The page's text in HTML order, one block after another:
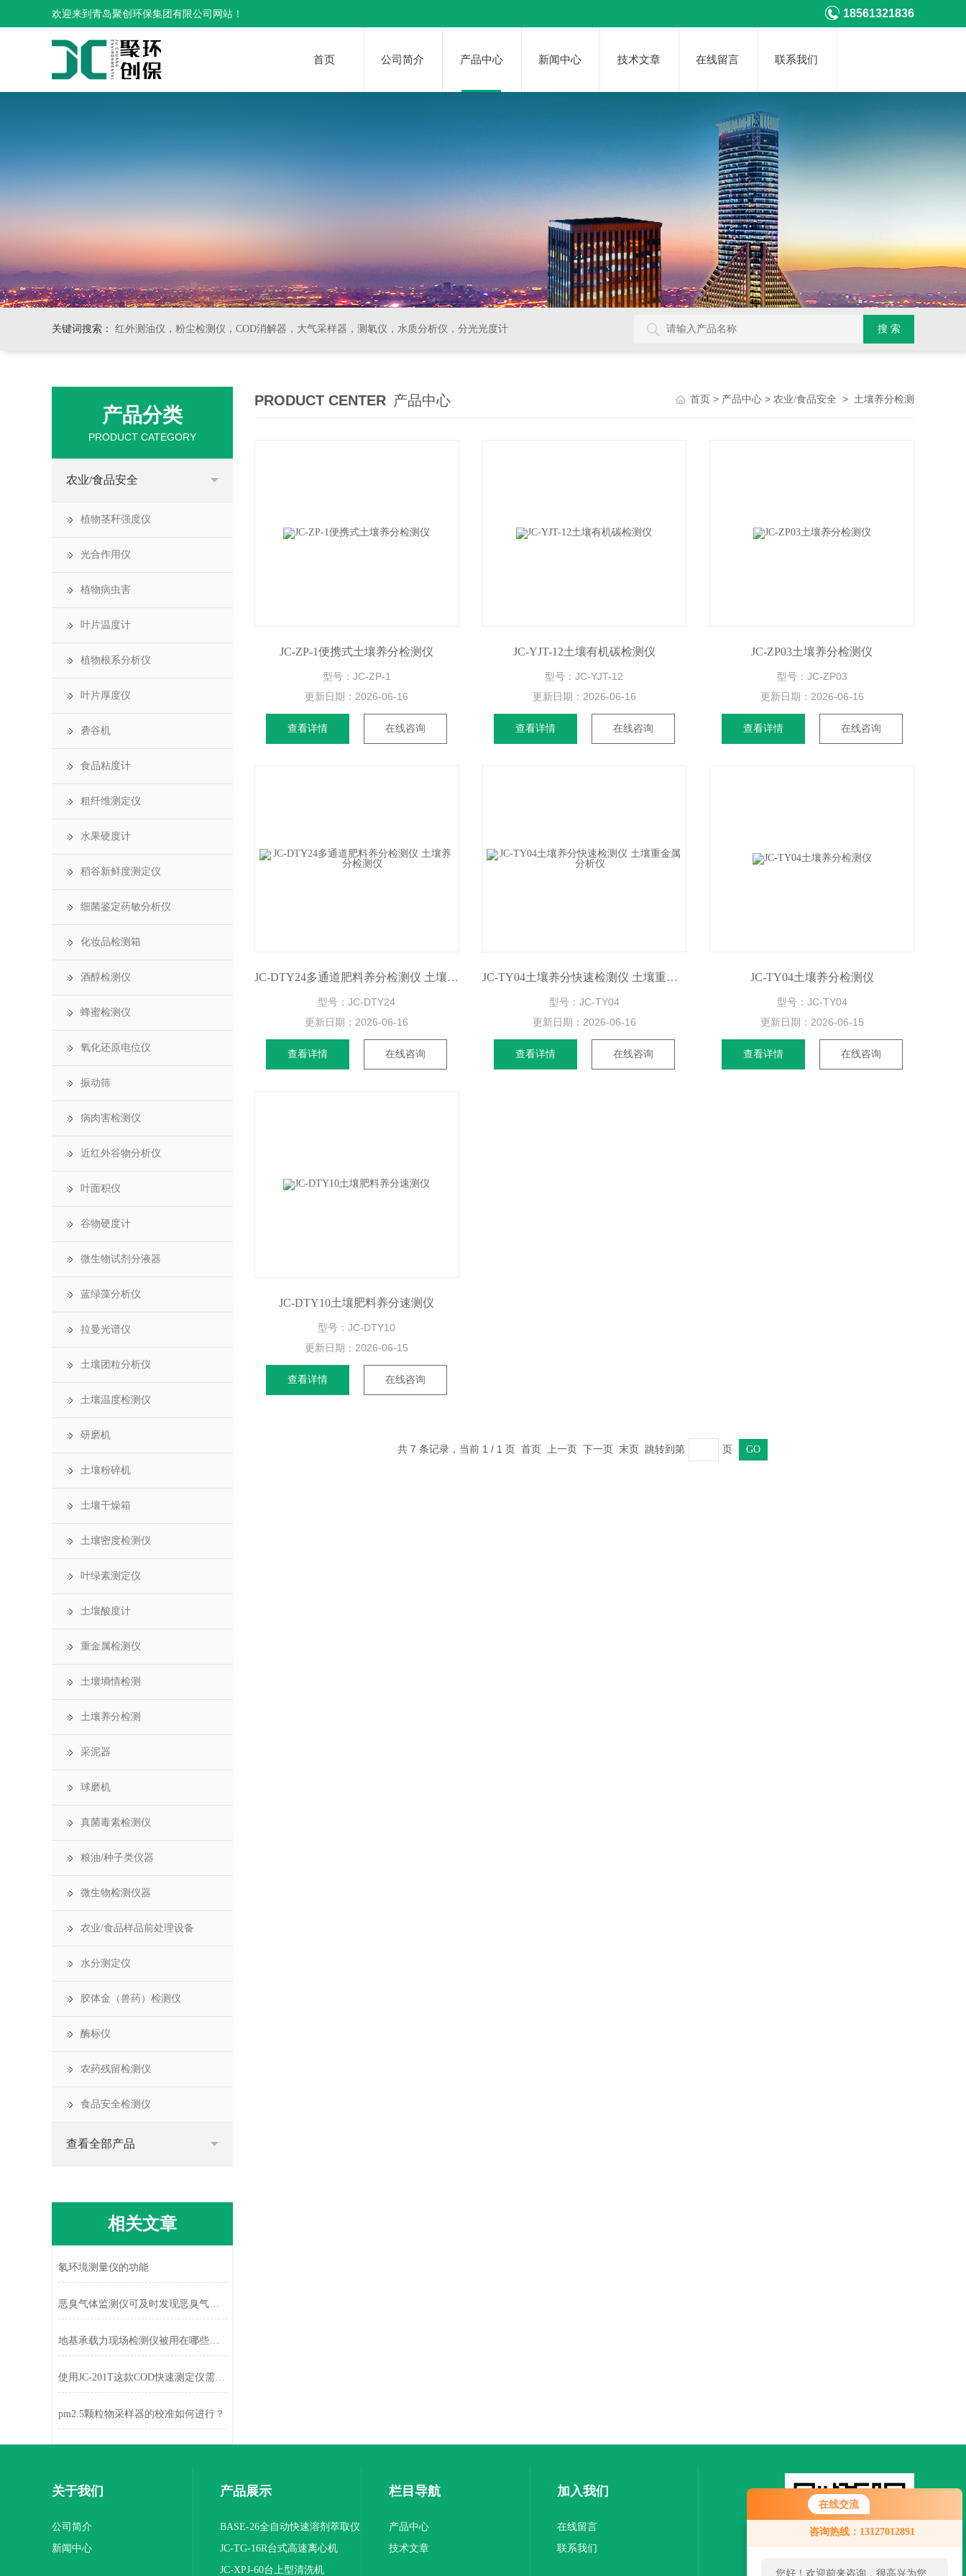
在线交流
咨询热线：13127012891
您好！欢迎前来咨询，很高兴为您
服务，请问您要咨询什么问题呢？
欢迎来到青岛聚创环保集团有限公司网站！ 18561321836
首页 公司简介 产品中心 新闻中心 技术文章 在线留言 联系我们
关键词搜索： 红外测油仪，粉尘检测仪，COD消解器，大气采样器，测氡仪，水质分析仪，分光光度计
产品分类
PRODUCT CATEGORY
农业/食品安全
植物茎秆强度仪
光合作用仪
植物病虫害
叶片温度计
植物根系分析仪
叶片厚度仪
砻谷机
食品粘度计
粗纤维测定仪
水果硬度计
稻谷新鲜度测定仪
细菌鉴定药敏分析仪
化妆品检测箱
酒醇检测仪
蜂蜜检测仪
氧化还原电位仪
振动筛
病肉害检测仪
近红外谷物分析仪
叶面积仪
谷物硬度计
微生物试剂分液器
蓝绿藻分析仪
拉曼光谱仪
土壤团粒分析仪
土壤温度检测仪
研磨机
土壤粉碎机
土壤干燥箱
土壤密度检测仪
叶绿素测定仪
土壤酸度计
重金属检测仪
土壤墒情检测
土壤养分检测
采泥器
球磨机
真菌毒素检测仪
粮油/种子类仪器
微生物检测仪器
农业/食品样品前处理设备
水分测定仪
胶体金（兽药）检测仪
酶标仪
农药残留检测仪
食品安全检测仪
查看全部产品
相关文章
氡环境测量仪的功能
恶臭气体监测仪可及时发现恶臭气体的存在
地基承载力现场检测仪被用在哪些地方呢
使用JC-201T这款COD快速测定仪需要了解哪些技术参数呢
pm2.5颗粒物采样器的校准如何进行？
PRODUCT CENTER 产品中心 首页 > 产品中心 > 农业/食品安全 > 土壤养分检测
JC-ZP-1便携式土壤养分检测仪
型号：JC-ZP-1
更新日期： 2026-06-16
查看详情 在线咨询
JC-YJT-12土壤有机碳检测仪
型号：JC-YJT-12
更新日期： 2026-06-16
查看详情 在线咨询
JC-ZP03土壤养分检测仪
型号：JC-ZP03
更新日期： 2026-06-16
查看详情 在线咨询
JC-DTY24多通道肥料养分检测仪 土壤养分检测仪
型号：JC-DTY24
更新日期： 2026-06-16
查看详情 在线咨询
JC-TY04土壤养分快速检测仪 土壤重金属分析仪
型号：JC-TY04
更新日期： 2026-06-16
查看详情 在线咨询
JC-TY04土壤养分检测仪
型号：JC-TY04
更新日期： 2026-06-15
查看详情 在线咨询
JC-DTY10土壤肥料养分速测仪
型号：JC-DTY10
更新日期： 2026-06-15
查看详情 在线咨询
共 7 条记录，当前 1 / 1 页 首页 上一页 下一页 末页 跳转到第 页
关于我们
公司简介
新闻中心
产品展示
BASE-26全自动快速溶剂萃取仪
JC-TG-16R台式高速离心机
JC-XPJ-60台上型清洗机
栏目导航
产品中心
技术文章
加入我们
在线留言
联系我们